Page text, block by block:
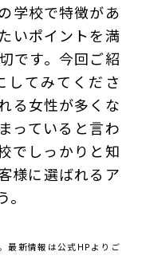
学校で特徴があ
いポイントを満
です。今回ご紹
してみてくださ
る女性が多くな
っていると言わ
でしっかりと知
様に選ばれるア
最新情報は公式HPよりご